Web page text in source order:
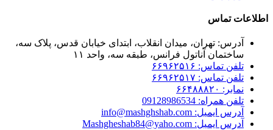
اطلاعات تماس
آدرس: تهران، میدان انقلاب، ابتدای خیابان قدس، پلاک سه،
ساختمان آناتول فرانس، طبقه سه، واحد ۱۱
تلفن تماس: ۶۶۹۶۲۵۱۶
تلفن تماس: ۶۶۹۶۲۵۱۷
نمابر: ۶۶۴۸۸۸۲۰
تلفن همراه: 09128986534
آدرس ایمیل: info@mashghshab.com
آدرس ایمیل: Mashgheshab84@yaho.com